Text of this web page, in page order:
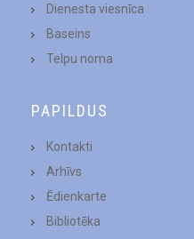
Dienesta viesnīca
Baseins
Telpu noma
PAPILDUS
Kontakti
Arhīvs
Ēdienkarte
Bibliotēka